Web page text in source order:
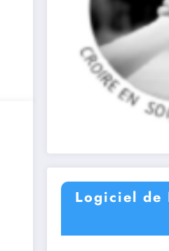
Logiciel de